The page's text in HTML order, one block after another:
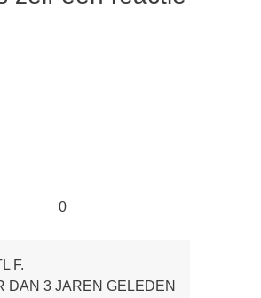
0
F.
DAN 3 JAREN GELEDEN